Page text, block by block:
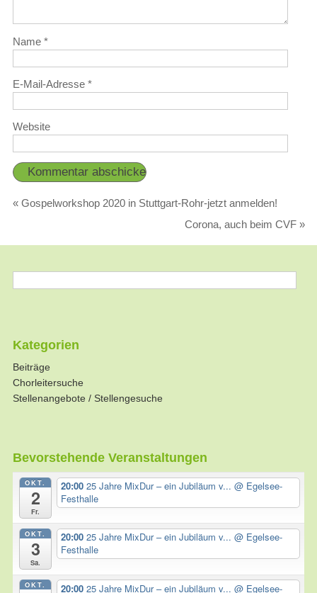
Name *
E-Mail-Adresse *
Website
« Gospelworkshop 2020 in Stuttgart-Rohr-jetzt anmelden!
Corona, auch beim CVF»
Kategorien
Beiträge
Chorleitersuche
Stellenangebote / Stellengesuche
Bevorstehende Veranstaltungen
OKT.
2
Fr.
20:0025 Jahre MixDur – ein Jubiläum v...@ Egelsee-
Festhalle
OKT.
3
Sa.
20:0025 Jahre MixDur – ein Jubiläum v...@ Egelsee-
Festhalle
OKT. 20:0025 Jahre MixDur – ein Jubiläum v...@ Egelsee-